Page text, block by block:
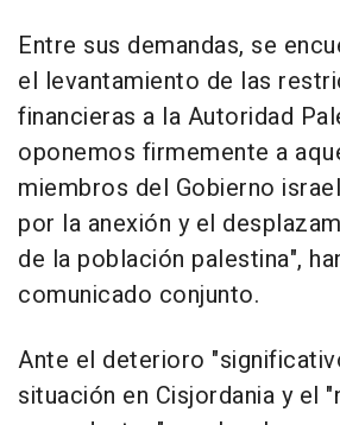
Entre sus demandas, se
el levantamiento de las
financieras a la Autoridad
oponemos firmemente a
miembros del Gobierno
por la anexión y el
de la población palestina",
comunicado conjunto.
Ante el deterioro
situación en Cisjordania y el